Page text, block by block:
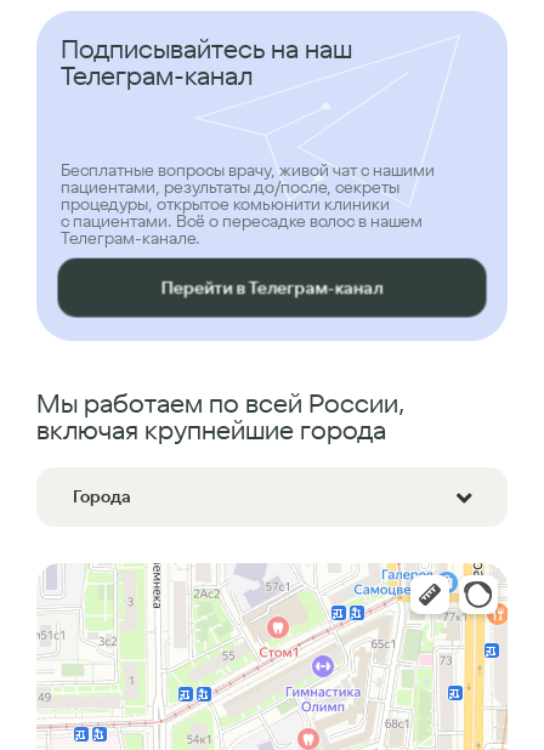
Подписывайтесь на наш
Телеграм-канал
Бесплатные вопросы врачу, живой чат с нашими
пациентами, результаты до/после, секреты
процедуры, открытое комьюнити клиники
с пациентами. Всё о пересадке волос в нашем
Телеграм-канале.
Перейти в Телеграм-канал
Мы работаем по всей России,
включая крупнейшие города
Города